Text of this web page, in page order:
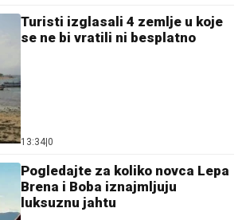
Turisti izglasali 4 zemlje u koje
se ne bi vratili ni besplatno
13:34 0
Pogledajte za koliko novca Lepa
Brena i Boba iznajmljuju
luksuznu jahtu